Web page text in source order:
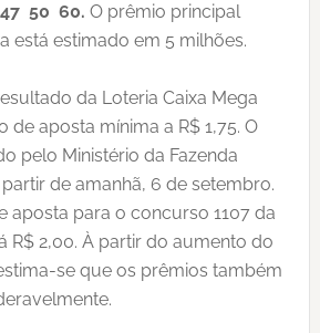
50 60. O prêmio principal
está estimado em 5 milhões.
da Loteria Caixa Mega
de aposta mínima a R$ 1,75. O
pelo Ministério da Fazenda
de amanhã, 6 de setembro.
aposta para o concurso 1107 da
R$ 2,00. À partir do aumento do
se que os prêmios também